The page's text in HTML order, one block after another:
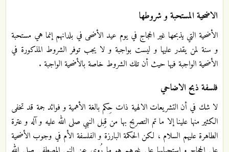
الاضحية المستحبة و شروطها
الأضحية التي يذبحها غير الحجاج في يوم عيد الأضحى في بلدانهم إنما هي مستحبة
و سنة لمن يقدر عليها و ليست بواجبة و لا يجب توفر الشروط المذكورة في
الأضحية الواجبة فيها حيث أن تلك الشروط خاصة بالأضحية الواجبة .
فلسفة ذبح الاضاحي
لا شك في أن التشريعات الالهية ذات حِكم بالغة الأهمية و فوائد جمة قد تخفى
الكثير منها علينا إلا ما تم التصريح بها من قِبل النبي صلى الله عليه و آله و عترة
الطاهرة عليهم السلام ، لكن الحكمة البارزة و الفلسفة الأم في وجوب الأضحية